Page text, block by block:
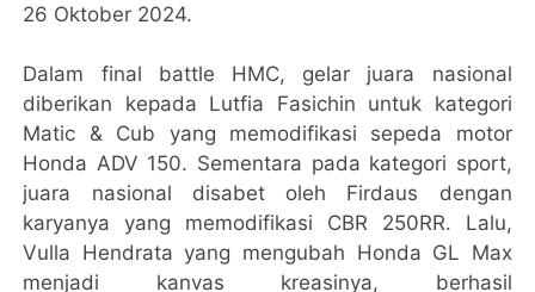
26 Oktober 2024.
Dalam final battle HMC, gelar juara nasional
diberikan kepada Lutfia Fasichin untuk kategori
Matic & Cub yang memodifikasi sepeda motor
Honda ADV 150. Sementara pada kategori sport,
juara nasional disabet oleh Firdaus dengan
karyanya yang memodifikasi CBR 250RR. Lalu,
Vulla Hendrata yang mengubah Honda GL Max
menjadi kanvas kreasinya, berhasil